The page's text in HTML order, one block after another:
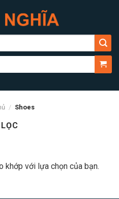
/ Shoes
LỌC
khớp với lựa chọn của bạn.